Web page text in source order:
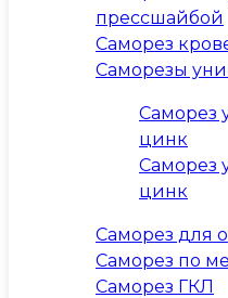
прессшайбой
Саморез
Саморезы
Саморез
цинк
Саморез
цинк
Саморез для
Саморез по
Саморез ГКЛ